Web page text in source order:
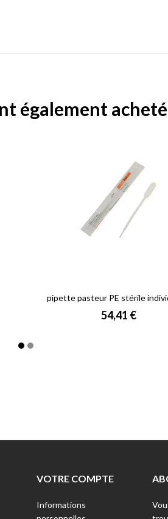
également
pipette pasteur PE stérile
Prix
54,41 €
VOTRE COMPTE
Informations